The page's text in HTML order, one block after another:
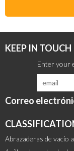
KEEP IN TOUCH
Correo
Abrazaderas de vacío